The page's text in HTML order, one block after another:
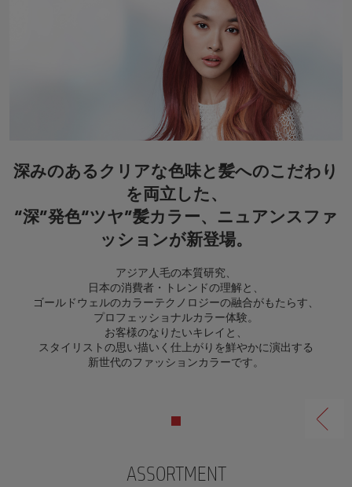
深みのあるクリアな色味と髪へのこだわり
を両立した、
“深”発色“ツヤ”髪カラー、ニュアンスファ
ッションが新登場。
アジア人毛の本質研究、
日本の消費者・トレンドの理解と、
ゴールドウェルのカラーテクノロジーの融合がもたらす、
プロフェッショナルカラー体験。
お客様のなりたいキレイと、
スタイリストの思い描いく仕上がりを鮮やかに演出する
新世代のファッションカラーです。
ASSORTMENT